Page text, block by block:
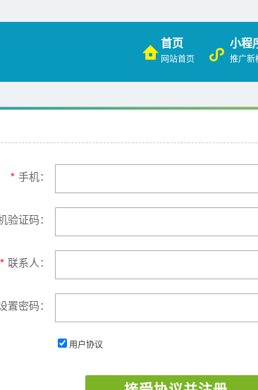
首页
网站首页
小程
推广新
* 手机：
验证码：
* 联系人：
置密码：
用户协议